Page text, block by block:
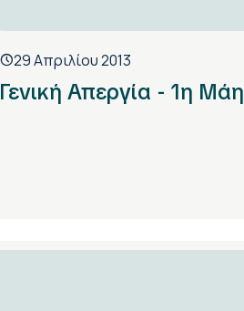
29 Απριλίου 2013
Γενική Απεργία - 1η Μάη